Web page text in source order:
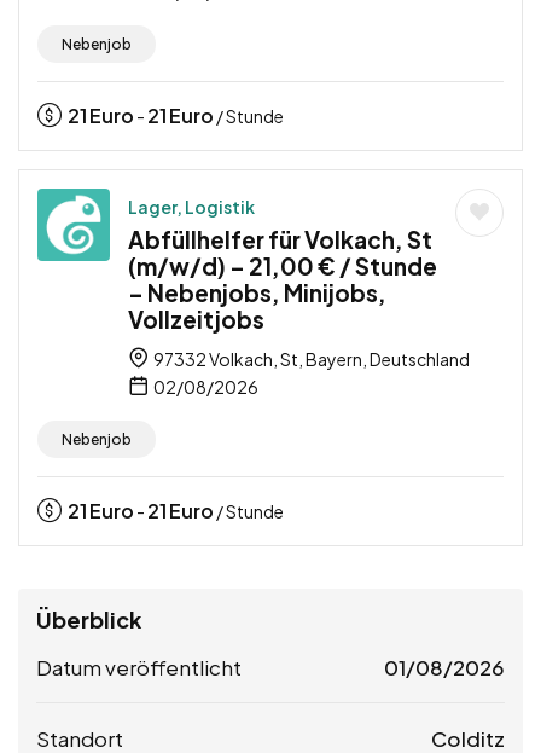
Nebenjob
21Euro - 21Euro / Stunde
Lager, Logistik
Abfüllhelfer für Volkach, St
(m/w/d) – 21,00 € / Stunde
– Nebenjobs, Minijobs,
Vollzeitjobs
97332 Volkach, St, Bayern, Deutschland
02/08/2026
Nebenjob
21Euro - 21Euro / Stunde
Überblick
Datum veröffentlicht 01/08/2026
Standort Colditz